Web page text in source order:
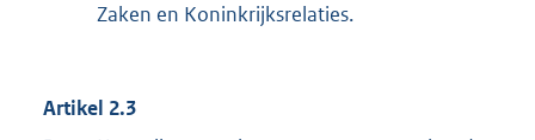
Zaken en Koninkrijksrelaties.
Artikel 2.3